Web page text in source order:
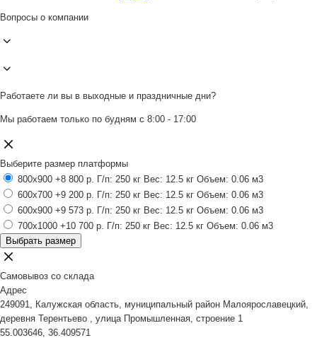
Вопросы о компании
Работаете ли вы в выходные и праздничные дни?
Мы работаем только по будням с 8:00 - 17:00
Выберите размер платформы
800x900 +8 800 р. Г/п: 250 кг Вес: 12.5 кг Объем: 0.06 м3
600x700 +9 200 р. Г/п: 250 кг Вес: 12.5 кг Объем: 0.06 м3
600x900 +9 573 р. Г/п: 250 кг Вес: 12.5 кг Объем: 0.06 м3
700x1000 +10 700 р. Г/п: 250 кг Вес: 12.5 кг Объем: 0.06 м3
Выбрать размер
Самовывоз со склада
Адрес
249091, Калужская область, муниципальный район Малоярославецкий,
деревня Терентьево , улица Промышленная, строение 1
55.003646, 36.409571